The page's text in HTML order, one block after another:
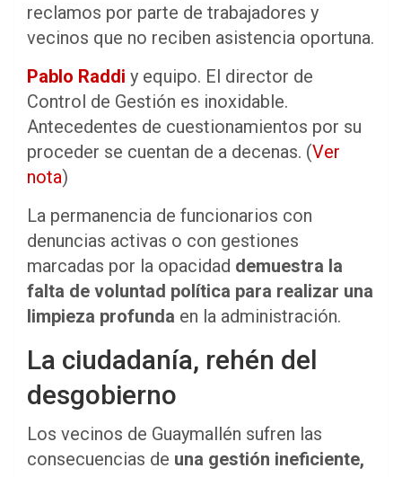
reclamos por parte de trabajadores y
vecinos que no reciben asistencia oportuna.
Pablo Raddi y equipo. El director de
Control de Gestión es inoxidable.
Antecedentes de cuestionamientos por su
proceder se cuentan de a decenas. (Ver
nota)
La permanencia de funcionarios con
denuncias activas o con gestiones
marcadas por la opacidad demuestra la
falta de voluntad política para realizar una
limpieza profunda en la administración.
La ciudadanía, rehén del
desgobierno
Los vecinos de Guaymallén sufren las
consecuencias de una gestión ineficiente,